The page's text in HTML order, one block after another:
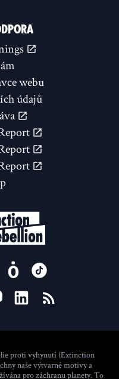
webu
údajů
ON
proti vyhynutí (Extinction
naše výtvarné motivy a
pro záchranu planety. To